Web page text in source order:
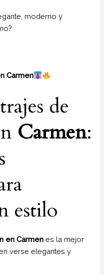
moderno y
Carmen
de
Carmen:
estilo
en Carmenes la mejor
verse elegantes y